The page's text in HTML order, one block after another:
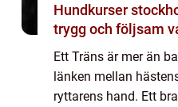
Hundkurser stockholm vägen
trygg och följsam
Ett Träns är mer än
länken mellan
ryttarens hand. Ett